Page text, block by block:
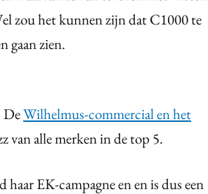
zou het kunnen zijn dat C1000 te
gaan zien.
DeWilhelmus-commercial en het
van alle merken in de top 5.
EK-campagne en en is dus een